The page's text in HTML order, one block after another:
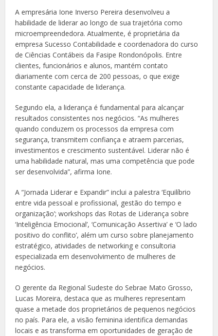
A empresária Ione Inverso Pereira desenvolveu a
habilidade de liderar ao longo de sua trajetória como
microempreendedora. Atualmente, é proprietária da
empresa Sucesso Contabilidade e coordenadora do curso
de Ciências Contábeis da Fasipe Rondonópolis. Entre
clientes, funcionários e alunos, mantém contato
diariamente com cerca de 200 pessoas, o que exige
constante capacidade de liderança.
Segundo ela, a liderança é fundamental para alcançar
resultados consistentes nos negócios. “As mulheres
quando conduzem os processos da empresa com
segurança, transmitem confiança e atraem parcerias,
investimentos e crescimento sustentável. Liderar não é
uma habilidade natural, mas uma competência que pode
ser desenvolvida”, afirma Ione.
A “Jornada Liderar e Expandir” inclui a palestra ‘Equilíbrio
entre vida pessoal e profissional, gestão do tempo e
organização’; workshops das Rotas de Liderança sobre
‘Inteligência Emocional’, ‘Comunicação Assertiva’ e ‘O lado
positivo do conflito’, além um curso sobre planejamento
estratégico, atividades de networking e consultoria
especializada em desenvolvimento de mulheres de
negócios.
O gerente da Regional Sudeste do Sebrae Mato Grosso,
Lucas Moreira, destaca que as mulheres representam
quase a metade dos proprietários de pequenos negócios
no país. Para ele, a visão feminina identifica demandas
locais e as transforma em oportunidades de geração de